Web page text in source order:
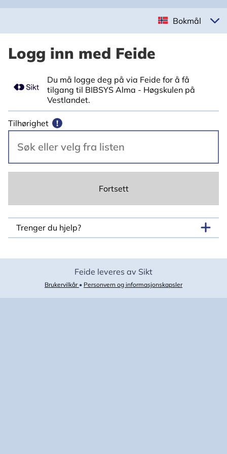
Bokmål
Logg inn med Feide
Du må logge deg på via Feide for å få
tilgang til BIBSYS Alma - Høgskulen på
Vestlandet.
Tilhørighet !
Fortsett
Trenger du hjelp?
Feide leveres av Sikt
Brukervilkår • Personvern og informasjonskapsler